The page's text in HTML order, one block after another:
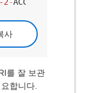
-2-ACCOUNT_NUMBER
사
를 잘 보관
합니다.